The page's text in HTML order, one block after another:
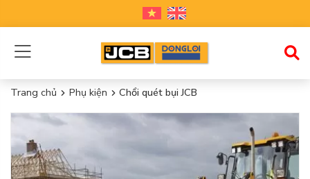
Trang chủ Phụ kiện Chổi quét bụi JCB